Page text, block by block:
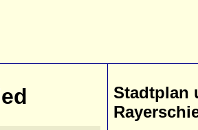
Stadtplan